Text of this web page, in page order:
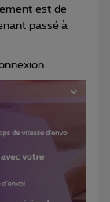
est de
passé à